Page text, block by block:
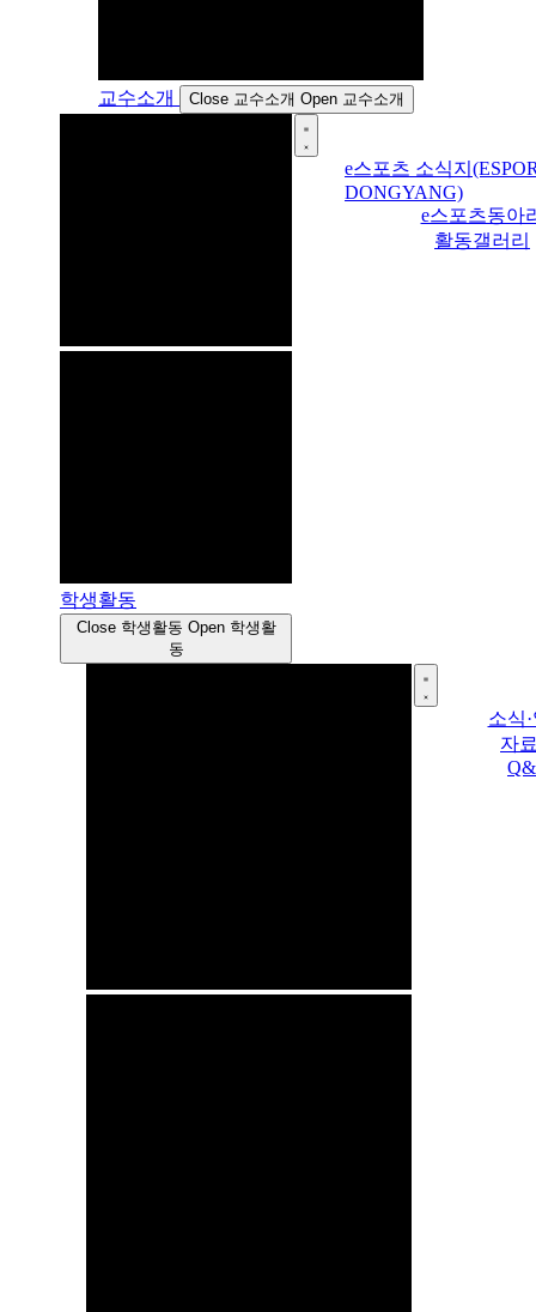
교수소개 Close 교수소개 Open 교수소개
학생활동
Close 학생활동 Open 학생활
동
e스포츠 소식지
DONGYANG)
e스포츠동아
활동갤러리
소식
자